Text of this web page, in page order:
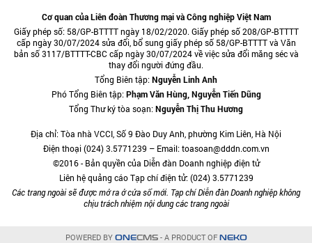
Cơ quan của Liên đoàn Thương mại và Công nghiệp Việt Nam
Giấy phép số: 58/GP-BTTTT ngày 18/02/2020. Giấy phép số 208/GP-BTTTT
cấp ngày 30/07/2024 sửa đổi, bổ sung giấy phép số 58/GP-BTTTT và Văn
bản số 3117/BTTTT-CBC cấp ngày 30/07/2024 về việc sửa đổi măng séc và
thay đổi người đứng đầu.
Tổng Biên tập:Nguyễn Linh Anh
Phó Tổng Biên tập:Phạm Văn Hùng, Nguyễn Tiến Dũng
Tổng Thư ký tòa soạn:Nguyễn Thị Thu Hương
Địa chỉ: Tòa nhà VCCI, Số 9 Đào Duy Anh, phường Kim Liên, Hà Nội
Điện thoại (024) 3.5771239 – Email: toasoan@dddn.com.vn
©2016 - Bản quyền của Diễn đàn Doanh nghiệp điện tử
Liên hệ quảng cáo Tạp chí điện tử: (024) 3.5771239
Các trang ngoài sẽ được mở ra ở cửa sổ mới. Tạp chí Diễn đàn Doanh nghiệp không
chịu trách nhiệm nội dung các trang ngoài
POWERED BY ONECMS- A PRODUCT OF NEKO